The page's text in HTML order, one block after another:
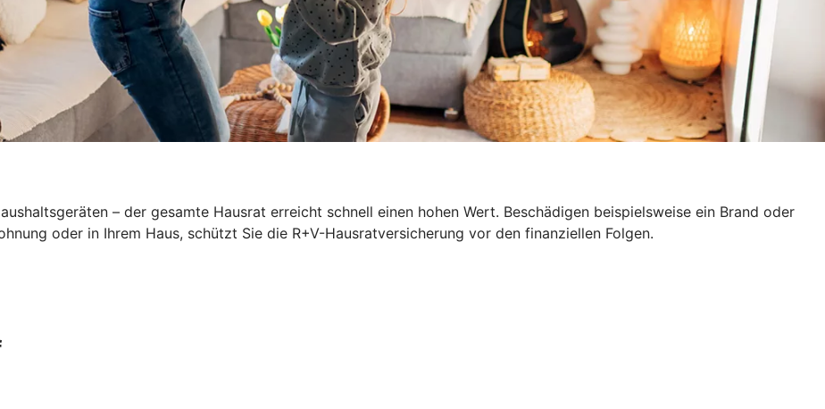
– der gesamte Hausrat erreicht schnell einen hohen Wert. Beschädigen beispielsweise ein Brand oder
oder in Ihrem Haus, schützt Sie die R+V-Hausratversicherung vor den finanziellen Folgen.